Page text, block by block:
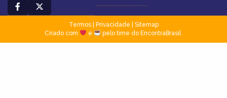
Termos| Privacidade
Sitemap
Criado com
e pelo time do EncontraBrasil